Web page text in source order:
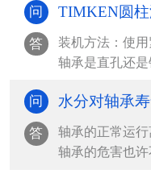
问 TIMKEN圆
答
装机方法：使
轴承是直孔还
问 水分对轴承
答
轴承的正常运
轴承的危害也